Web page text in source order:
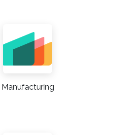
Manufacturing